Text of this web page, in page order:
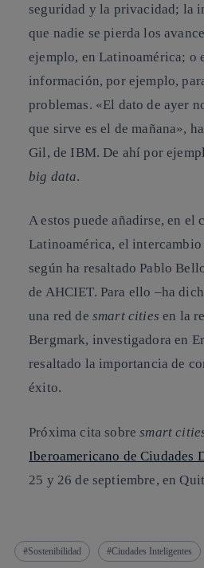
seguridad y la privacidad; la
que nadie se pierda los
ejemplo, en Latinoamérica; o
información, por ejemplo,
problemas. «El dato de ayer
que sirve es el de mañana»,
Gil, de IBM. De ahí por
big data.
A estos puede añadirse, en el
Latinoamérica, el
según ha resaltado Pablo
de AHCIET. Para ello –ha
una red de smart cities en la
Bergmark, investigadora en
resaltado la importancia de
éxito.
Próxima cita sobresmart
Iberoamericano de Ciudades
25 y 26 de septiembre, en
Sostenibilidad Ciudades Inteligentes